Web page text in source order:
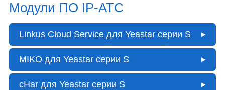
Модули ПО IP-АТС
Linkus Cloud Service для Yeastar серии S
MIKO для Yeastar серии S
cHar для Yeastar серии S